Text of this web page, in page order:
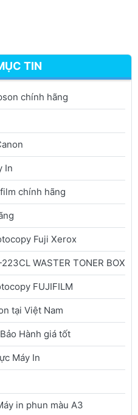
TIN
chính hãng
In
chính hãng
Fuji Xerox
WASTER TONER BOX
FUJIFILM
tại Việt Nam
Hành giá tốt
Máy In
in phun màu A3